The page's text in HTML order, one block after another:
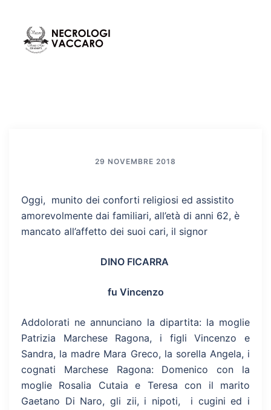
contenuto
29 NOVEMBRE 2018
Oggi, munito dei conforti religiosi ed assistito
amorevolmente dai familiari, all’età di anni 62, è
mancato all’affetto dei suoi cari, il signor
DINO FICARRA
fu Vincenzo
Addolorati ne annunciano la dipartita: la moglie
Patrizia Marchese Ragona, i figli Vincenzo e
Sandra, la madre Mara Greco, la sorella Angela, i
cognati Marchese Ragona: Domenico con la
moglie Rosalia Cutaia e Teresa con il marito
Gaetano Di Naro, gli zii, i nipoti, i cugini ed i